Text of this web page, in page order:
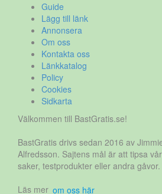
Guide
Lägg till länk
Annonsera
Om oss
Kontakta oss
Länkkatalog
Policy
Cookies
Sidkarta
Välkommen till BastGratis.se!
BastGratis drivs sedan 2016 av
Alfredsson. Sajtens mål är att tipsa
saker, testprodukter eller andra gåvor.
Läs mer om oss här